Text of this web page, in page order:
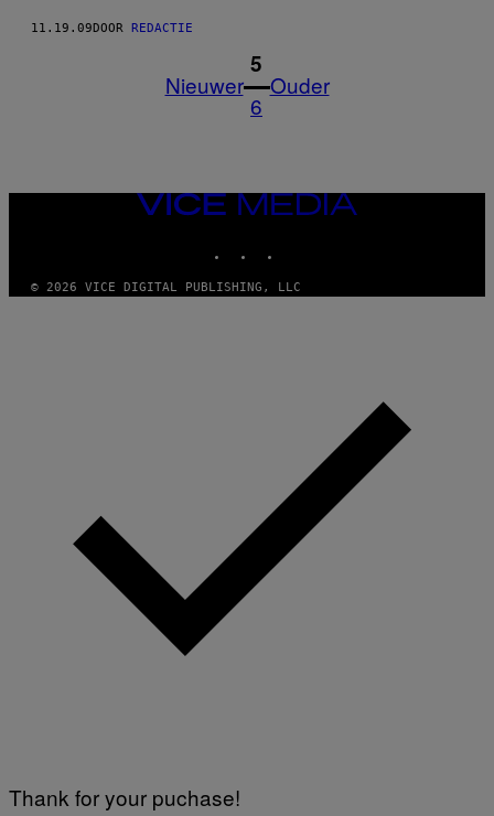
11.19.09DOOR REDACTIE
Nieuwer
1
5
6
Ouder
VICE
MEDIA
© 2026 VICE DIGITAL PUBLISHING, LLC
Thank for your puchase!